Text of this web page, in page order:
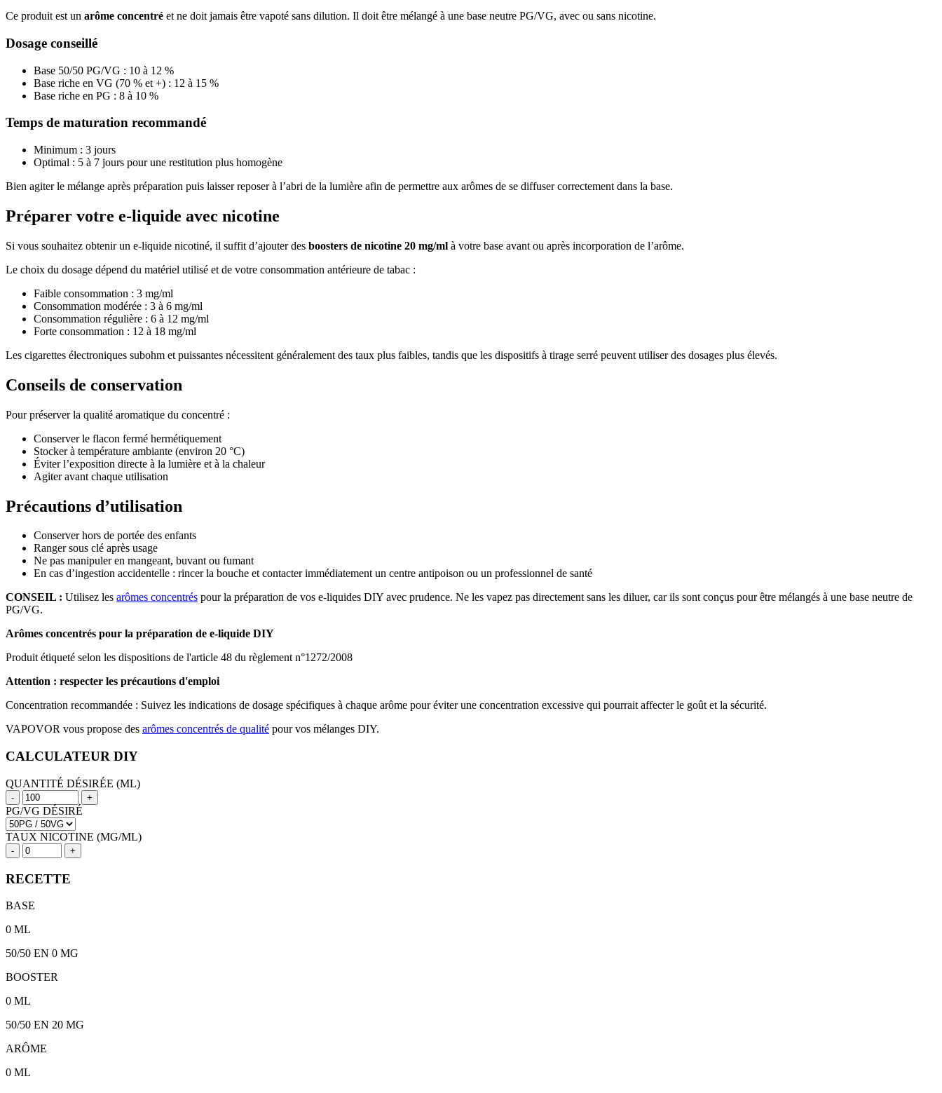
Ce produit est un arôme concentré et ne doit jamais être vapoté sans dilution. Il doit être mélangé à une base neutre PG/VG, avec ou sans nicotine.
Dosage conseillé
Base 50/50 PG/VG : 10 à 12 %
Base riche en VG (70 % et +) : 12 à 15 %
Base riche en PG : 8 à 10 %
Temps de maturation recommandé
Minimum : 3 jours
Optimal : 5 à 7 jours pour une restitution plus homogène
Bien agiter le mélange après préparation puis laisser reposer à l’abri de la lumière afin de permettre aux arômes de se diffuser correctement dans la base.
Préparer votre e-liquide avec nicotine
Si vous souhaitez obtenir un e-liquide nicotiné, il suffit d’ajouter des boosters de nicotine 20 mg/ml à votre base avant ou après incorporation de l’arôme.
Le choix du dosage dépend du matériel utilisé et de votre consommation antérieure de tabac :
Faible consommation : 3 mg/ml
Consommation modérée : 3 à 6 mg/ml
Consommation régulière : 6 à 12 mg/ml
Forte consommation : 12 à 18 mg/ml
Les cigarettes électroniques subohm et puissantes nécessitent généralement des taux plus faibles, tandis que les dispositifs à tirage serré peuvent utiliser des dosages plus élevés.
Conseils de conservation
Pour préserver la qualité aromatique du concentré :
Conserver le flacon fermé hermétiquement
Stocker à température ambiante (environ 20 °C)
Éviter l’exposition directe à la lumière et à la chaleur
Agiter avant chaque utilisation
Précautions d’utilisation
Conserver hors de portée des enfants
Ranger sous clé après usage
Ne pas manipuler en mangeant, buvant ou fumant
En cas d’ingestion accidentelle : rincer la bouche et contacter immédiatement un centre antipoison ou un professionnel de santé
CONSEIL : Utilisez les arômes concentrés pour la préparation de vos e-liquides DIY avec prudence. Ne les vapez pas directement sans les diluer, car ils sont conçus pour être mélangés à une base neutre de
PG/VG.
Arômes concentrés pour la préparation de e-liquide DIY
Produit étiqueté selon les dispositions de l'article 48 du règlement n°1272/2008
Attention : respecter les précautions d'emploi
Concentration recommandée : Suivez les indications de dosage spécifiques à chaque arôme pour éviter une concentration excessive qui pourrait affecter le goût et la sécurité.
VAPOVOR vous propose des arômes concentrés de qualité pour vos mélanges DIY.
CALCULATEUR DIY
QUANTITÉ DÉSIRÉE (ML)
- +
PG/VG DÉSIRÉ
TAUX NICOTINE (MG/ML)
- +
RECETTE
BASE
0 ML
50/50 EN 0 MG
BOOSTER
0 ML
50/50 EN 20 MG
ARÔME
0 ML